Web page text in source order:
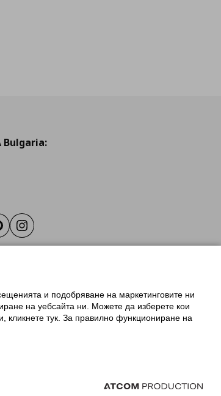
Bulgaria:
Instagram
и подобряване на маркетинговите ни
на уебсайта ни. Можете да изберете кои
кликнете тук. За правилно функциониране на